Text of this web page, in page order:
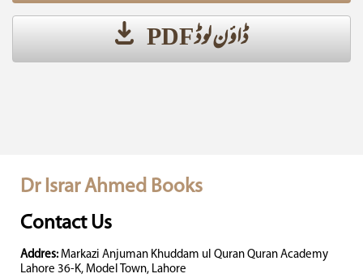
ڈاؤن لوڈ PDF
Dr Israr Ahmed Books
Contact Us
Addres: Markazi Anjuman Khuddam ul Quran Quran Academy
Lahore 36-K, Model Town, Lahore